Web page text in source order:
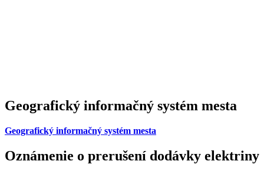
Geografický informačný systém mesta
Geografický informačný systém mesta
Oznámenie o prerušení dodávky elektriny